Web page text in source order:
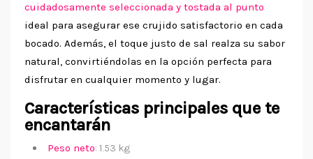
cuidadosamente seleccionada y tostada al punto
ideal para asegurar ese crujido satisfactorio en cada
bocado. Además, el toque justo de sal realza su sabor
natural, convirtiéndolas en la opción perfecta para
disfrutar en cualquier momento y lugar.
Características principales que te
encantarán
Peso neto: 1.53 kg